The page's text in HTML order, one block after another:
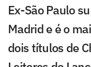
Ex-São Paulo
Madrid e é o
dois títulos de